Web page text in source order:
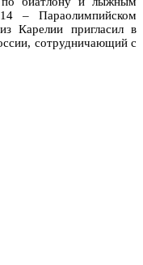
– Параолимпийском
Карелии пригласил в
сотрудничающий с